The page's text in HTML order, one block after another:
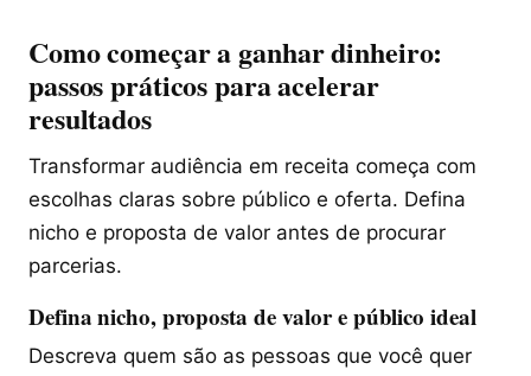
Como começar a ganhar dinheiro:
passos práticos para acelerar
resultados
Transformar audiência em receita começa com
escolhas claras sobre público e oferta. Defina
nicho e proposta de valor antes de procurar
parcerias.
Defina nicho, proposta de valor e público ideal
Descreva quem são as pessoas que você quer